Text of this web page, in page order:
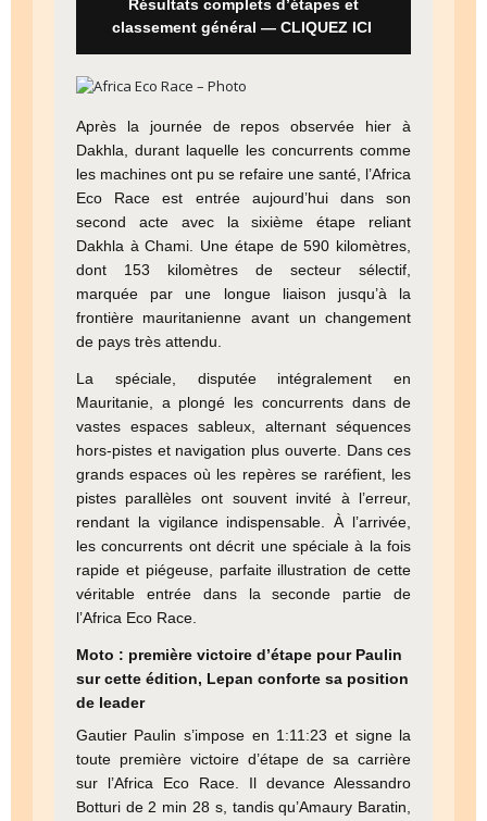
Résultats complets d’étapes et
classement général — CLIQUEZ ICI
Après la journée de repos observée hier à
Dakhla, durant laquelle les concurrents comme
les machines ont pu se refaire une santé, l’Africa
Eco Race est entrée aujourd’hui dans son
second acte avec la sixième étape reliant
Dakhla à Chami. Une étape de 590 kilomètres,
dont 153 kilomètres de secteur sélectif,
marquée par une longue liaison jusqu’à la
frontière mauritanienne avant un changement
de pays très attendu.
La spéciale, disputée intégralement en
Mauritanie, a plongé les concurrents dans de
vastes espaces sableux, alternant séquences
hors-pistes et navigation plus ouverte. Dans ces
grands espaces où les repères se raréfient, les
pistes parallèles ont souvent invité à l’erreur,
rendant la vigilance indispensable. À l’arrivée,
les concurrents ont décrit une spéciale à la fois
rapide et piégeuse, parfaite illustration de cette
véritable entrée dans la seconde partie de
l’Africa Eco Race.
Moto : première victoire d’étape pour Paulin
sur cette édition, Lepan conforte sa position
de leader
Gautier Paulin s’impose en 1:11:23 et signe la
toute première victoire d’étape de sa carrière
sur l’Africa Eco Race. Il devance Alessandro
Botturi de 2 min 28 s, tandis qu’Amaury Baratin,